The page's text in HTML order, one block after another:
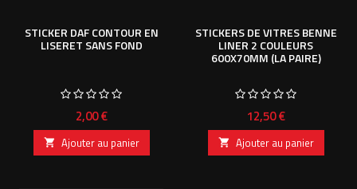
STICKER DAF CONTOUR EN
LISERET SANS FOND
Prix
2,00 €
 Ajouter au panier
STICKERS DE VITRES BENNE
LINER 2 COULEURS
600X70MM (LA PAIRE)
Prix
12,50 €
 Ajouter au panier